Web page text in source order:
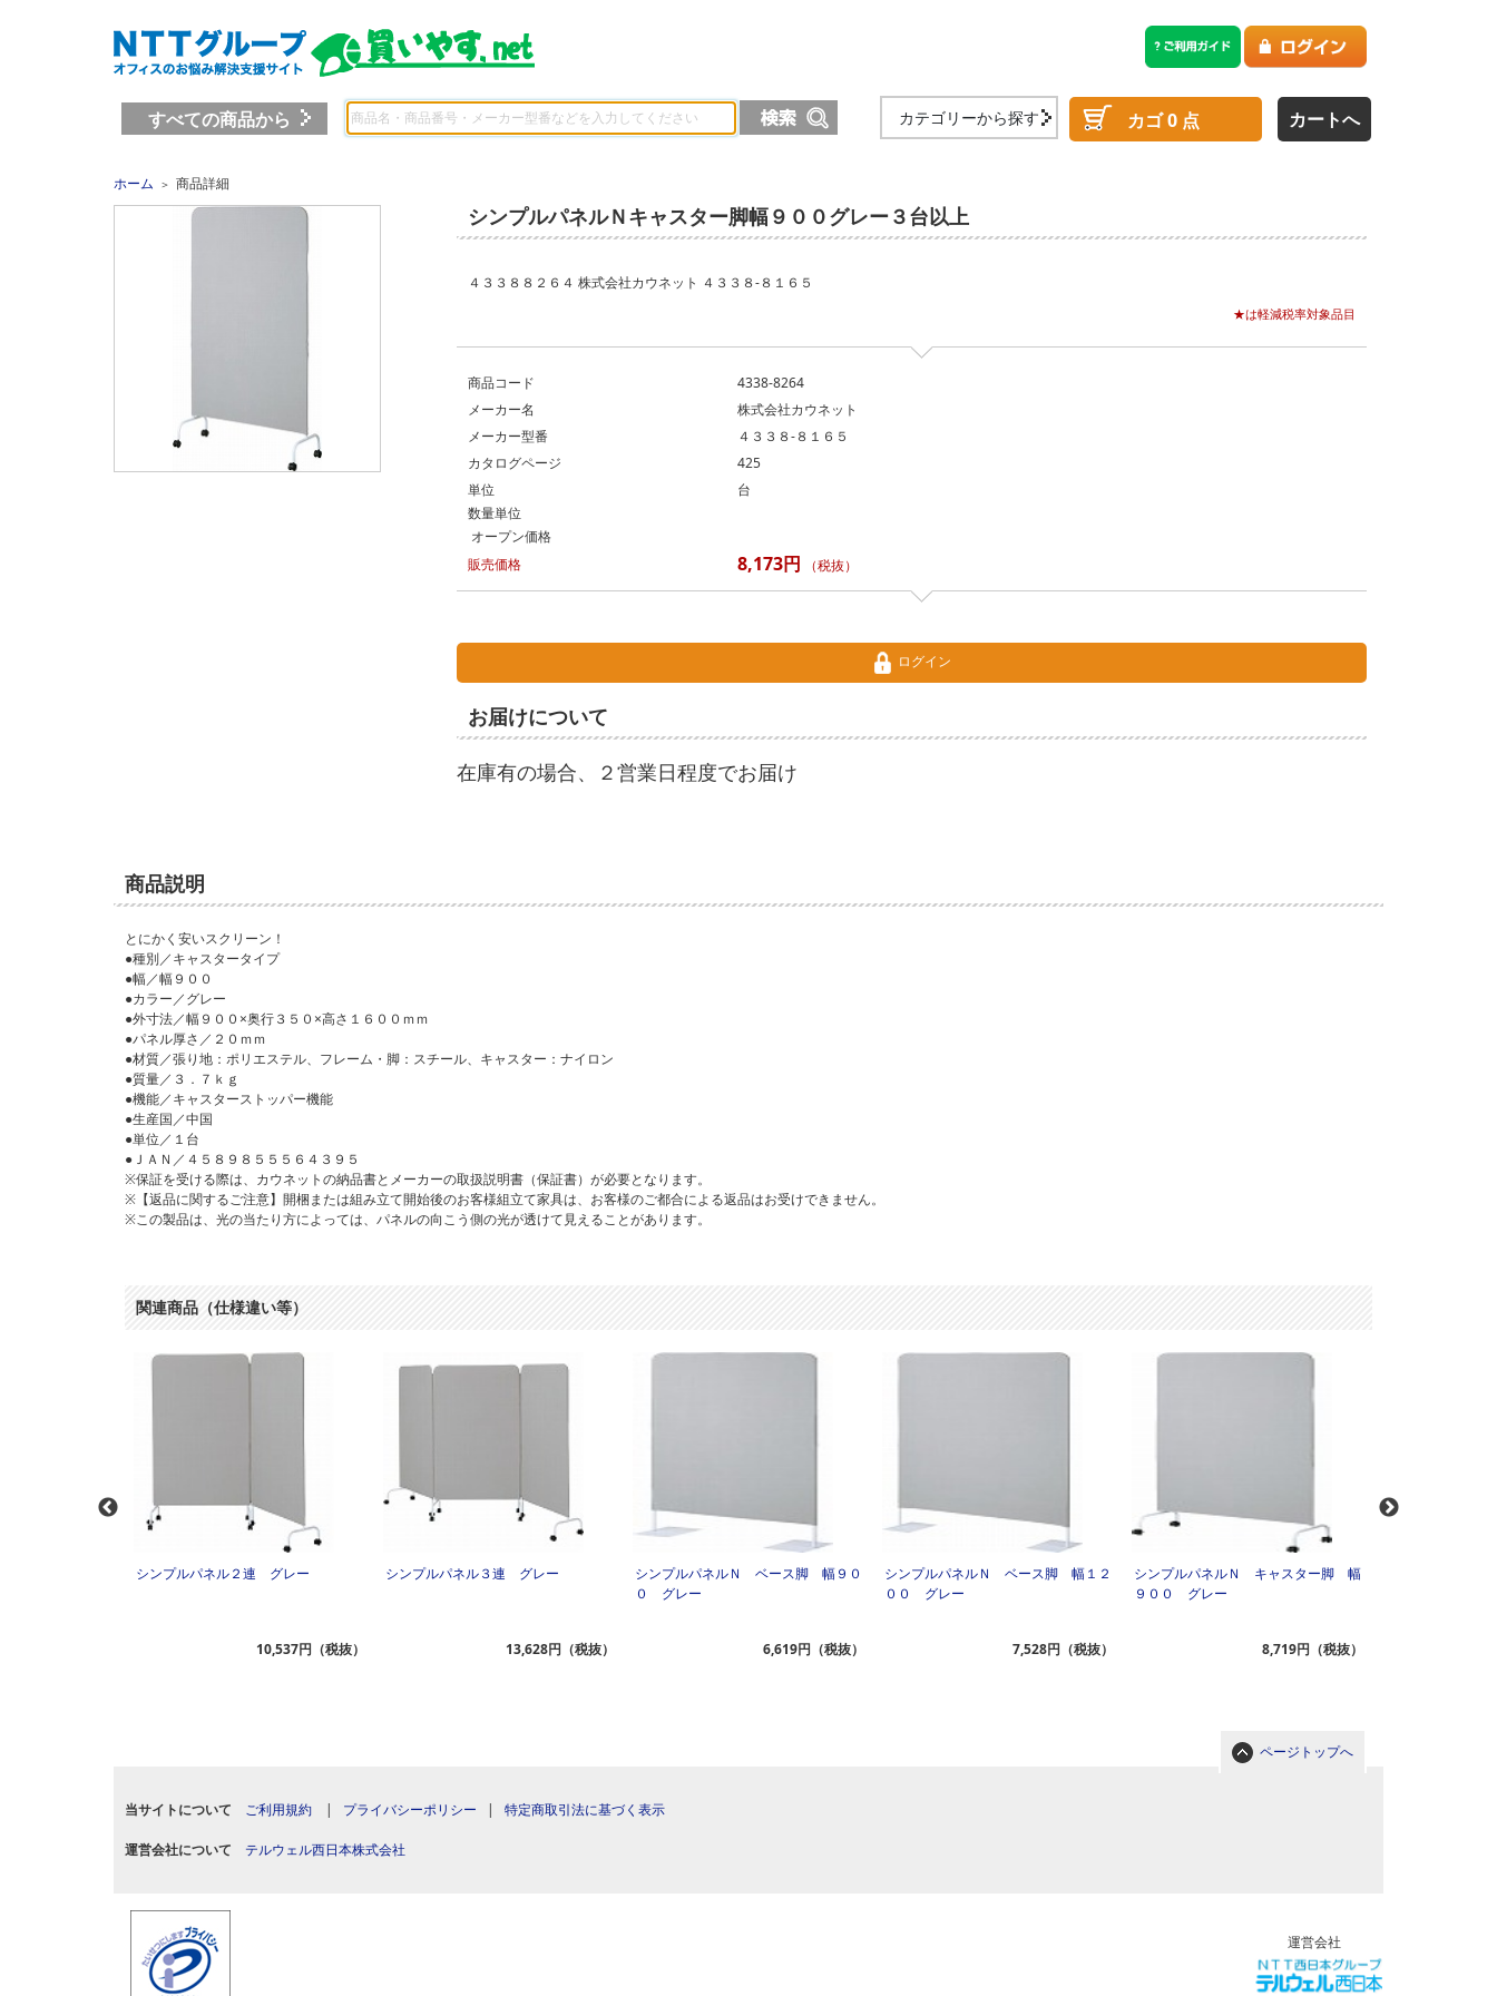
すべての商品から カテゴリーから探す カゴ0 点 カートへ
ホーム ＞ 商品詳細
シンプルパネルＮキャスター脚幅９００グレー３台以上
４３３８８２６４ 株式会社カウネット ４３３８‐８１６５
★は軽減税率対象品目
商品コード
4338-8264
メーカー名
株式会社カウネット
メーカー型番
４３３８‐８１６５
カタログページ
425
単位
台
数量単位
オープン価格
販売価格
8,173円 （税抜）
ログイン
お届けについて
在庫有の場合、２営業日程度でお届け
商品説明
とにかく安いスクリーン！
●種別／キャスタータイプ
●幅／幅９００
●カラー／グレー
●外寸法／幅９００×奥行３５０×高さ１６００ｍｍ
●パネル厚さ／２０ｍｍ
●材質／張り地：ポリエステル、フレーム・脚：スチール、キャスター：ナイロン
●質量／３．７ｋｇ
●機能／キャスターストッパー機能
●生産国／中国
●単位／１台
●ＪＡＮ／４５８９８５５５６４３９５
※保証を受ける際は、カウネットの納品書とメーカーの取扱説明書（保証書）が必要となります。
※【返品に関するご注意】開梱または組み立て開始後のお客様組立て家具は、お客様のご都合による返品はお受けできません。
※この製品は、光の当たり方によっては、パネルの向こう側の光が透けて見えることがあります。
関連商品（仕様違い等）
シンプルパネル２連 グレー
10,537円（税抜）
シンプルパネル３連 グレー
13,628円（税抜）
シンプルパネルＮ ベース脚 幅９０
０ グレー
6,619円（税抜）
シンプルパネルＮ ベース脚 幅１２
００ グレー
7,528円（税抜）
シンプルパネルＮ キャスター脚 幅
９００ グレー
8,719円（税抜）
ページトップへ
当サイトについて ご利用規約 | プライバシーポリシー | 特定商取引法に基づく表示
運営会社について テルウェル西日本株式会社
運営会社